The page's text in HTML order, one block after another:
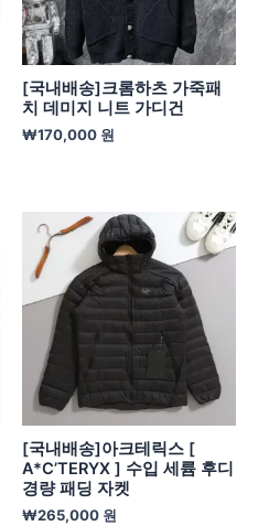
[국내배송]크롬하츠 가죽패
치 데미지 니트 가디건
₩170,000 원
[국내배송]아크테릭스 [
A*C’TERYX ] 수입 세륨 후디
경량 패딩 자켓
₩265,000 원